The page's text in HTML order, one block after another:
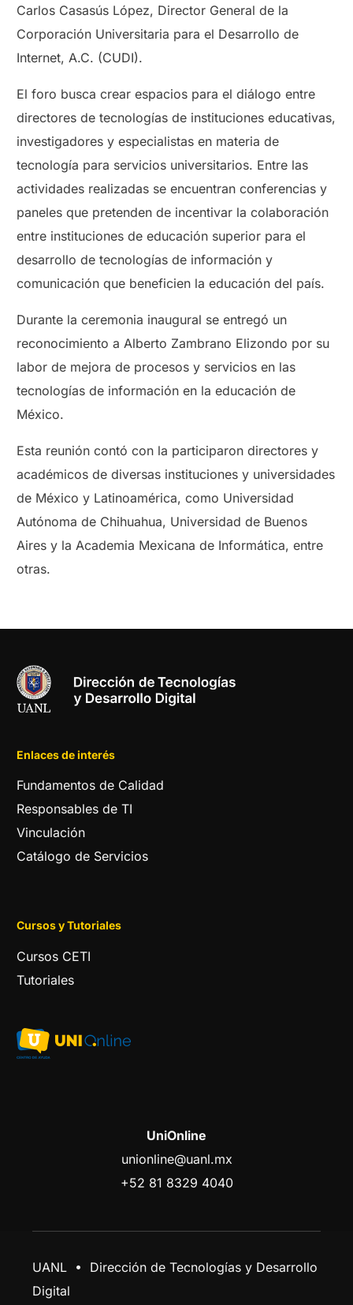
Carlos Casasús López, Director General de la
Corporación Universitaria para el Desarrollo de
Internet, A.C. (CUDI).
El foro busca crear espacios para el diálogo entre
directores de tecnologías de instituciones educativas,
investigadores y especialistas en materia de
tecnología para servicios universitarios. Entre las
actividades realizadas se encuentran conferencias y
paneles que pretenden de incentivar la colaboración
entre instituciones de educación superior para el
desarrollo de tecnologías de información y
comunicación que beneficien la educación del país.
Durante la ceremonia inaugural se entregó un
reconocimiento a Alberto Zambrano Elizondo por su
labor de mejora de procesos y servicios en las
tecnologías de información en la educación de
México.
Esta reunión contó con la participaron directores y
académicos de diversas instituciones y universidades
de México y Latinoamérica, como Universidad
Autónoma de Chihuahua, Universidad de Buenos
Aires y la Academia Mexicana de Informática, entre
otras.
Enlaces de interés
Fundamentos de Calidad
Responsables de TI
Vinculación
Catálogo de Servicios
Cursos y Tutoriales
Cursos CETI
Tutoriales
UniOnline
unionline@uanl.mx
+52 81 8329 4040
UANL • Dirección de Tecnologías y Desarrollo
Digital